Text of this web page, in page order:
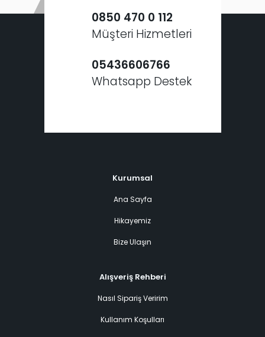
0850 470 0 112
Müşteri Hizmetleri
05436606766
Whatsapp Destek
Kurumsal
Ana Sayfa
Hikayemiz
Bize Ulaşın
Alışveriş Rehberi
Nasıl Sipariş Veririm
Kullanım Koşulları